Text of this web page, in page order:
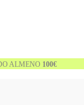
ALMENO 100€